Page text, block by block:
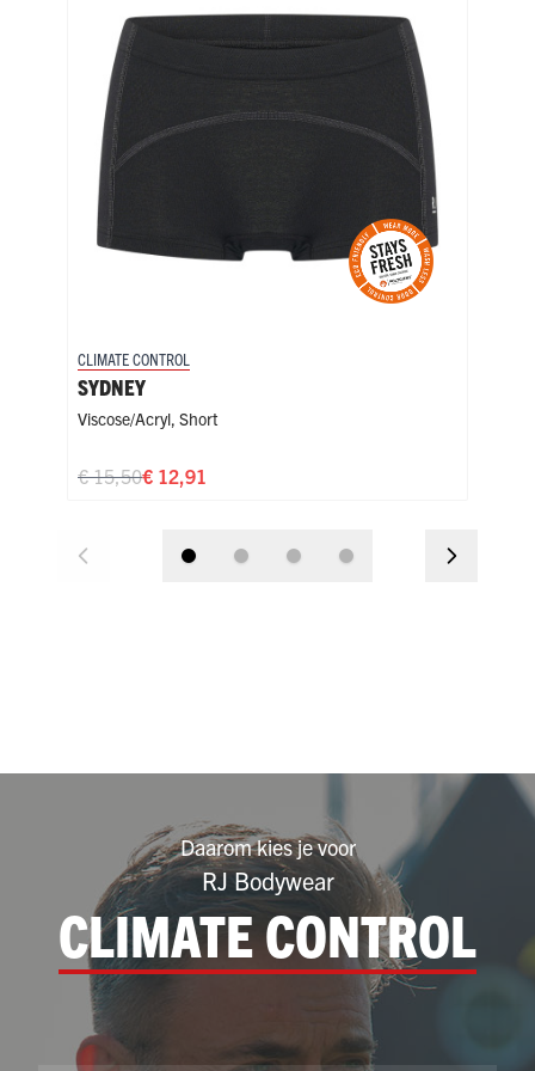
CLIMATE CONTROL
SYDNEY
Viscose/acryl, Short
€ 12,91
€ 15,50
Daarom kies je voor
RJ Bodywear
CLIMATE CONTROL